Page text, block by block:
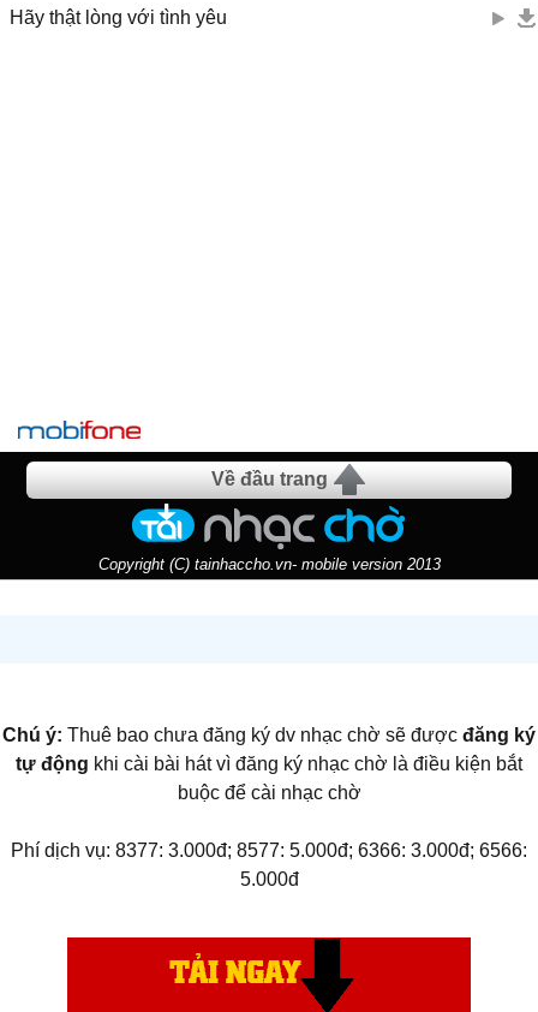
Hãy thật lòng với tình yêu
Về đầu trang
Copyright (C) tainhaccho.vn- mobile version 2013
Chú ý: Thuê bao chưa đăng ký dv nhạc chờ sẽ được đăng ký
tự động khi cài bài hát vì đăng ký nhạc chờ là điều kiện bắt
buộc để cài nhạc chờ
Phí dịch vụ: 8377: 3.000đ; 8577: 5.000đ; 6366: 3.000đ; 6566:
5.000đ